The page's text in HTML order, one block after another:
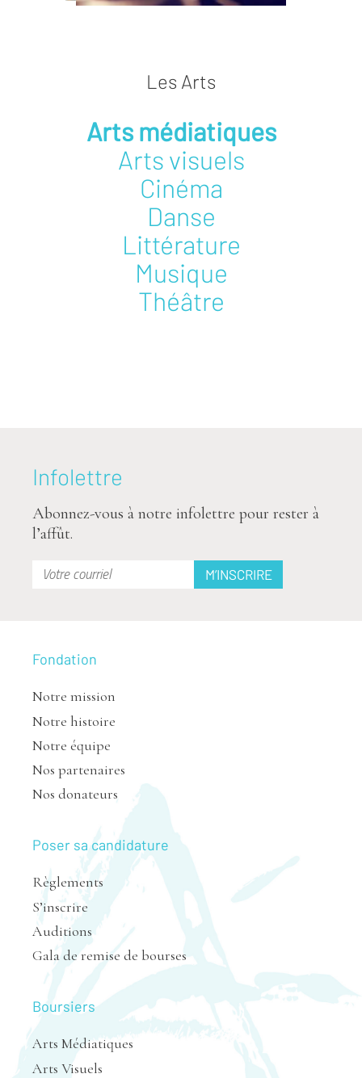
Les Arts
Arts médiatiques
Arts visuels
Cinéma
Danse
Littérature
Musique
Théâtre
Infolettre
Abonnez-vous à notre infolettre pour rester à
l’affût.
Fondation
Notre mission
Notre histoire
Notre équipe
Nos partenaires
Nos donateurs
Poser sa candidature
Règlements
S’inscrire
Auditions
Gala de remise de bourses
Boursiers
Arts Médiatiques
Arts Visuels